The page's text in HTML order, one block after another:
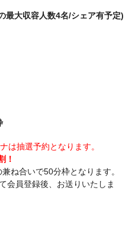
最大収容人数4名/シェア有予定)
は抽選予約となります。
！
合いで50分枠となります。
会員登録後、お送りいたしま